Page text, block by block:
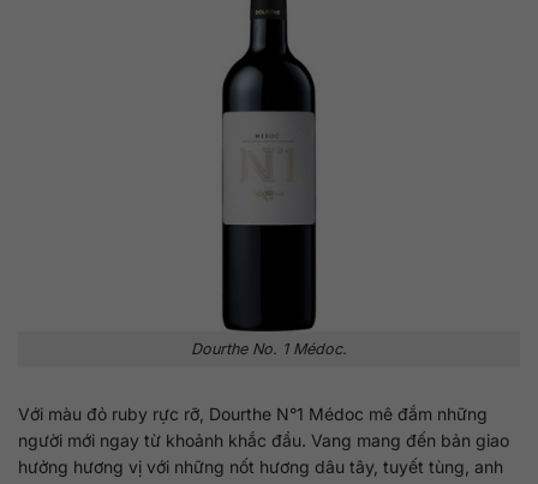
Dourthe No. 1 Médoc.
Với màu đỏ ruby rực rỡ, Dourthe N°1 Médoc mê đắm những
người mới ngay từ khoảnh khắc đầu. Vang mang đến bản giao
hưởng hương vị với những nốt hương dâu tây, tuyết tùng, anh